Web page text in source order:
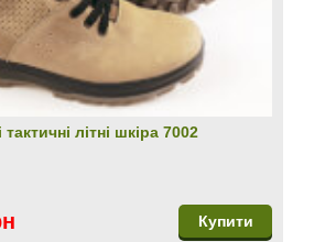
тактичні літні шкіра 7002
Купити